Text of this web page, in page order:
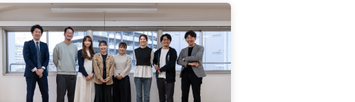
#千葉県 #東京都 #神奈川県 #新潟県 #山梨県 #長野県
#石川県 #福井県 #岐阜県 #静岡県
#三重県 #滋賀県 #京都府 #大阪府 #兵庫県 #奈良県
#和歌山県 #鳥取県 #島根県 #岡山県 #広島県
#山口県
#徳島県 #香川県 #愛媛県 #高知県 #福岡県 #佐賀県
#長崎県 #熊本県 #大分県 #宮崎県 #鹿児島県
#沖縄県
#インタビュー